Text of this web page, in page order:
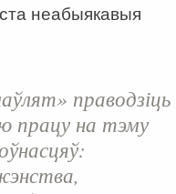
неабыякавыя
праводзіць
працу на тэму